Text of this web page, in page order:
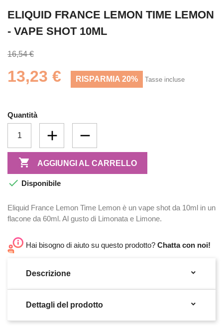
ELIQUID FRANCE LEMON TIME LEMON
- VAPE SHOT 10ML
16,54 €
13,23 € RISPARMIA 20% Tasse incluse
Quantità
 AGGIUNGI AL CARRELLO
 Disponibile
Eliquid France Lemon Time Lemon è un vape shot da 10ml in un
flacone da 60ml. Al gusto di Limonata e Limone.
Hai bisogno di aiuto su questo prodotto? Chatta con noi!
Descrizione 
Dettagli del prodotto 